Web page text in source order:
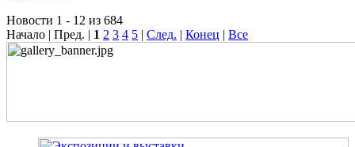
Новости 1 - 12 из 684
Начало | Пред. | 1 2 3 4 5 | След. | Конец | Все